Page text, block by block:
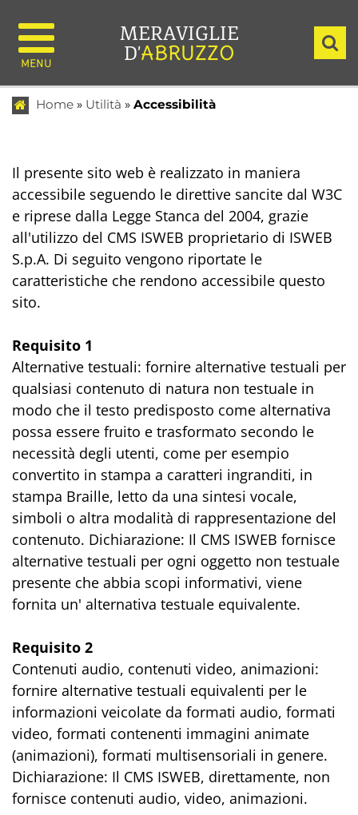
MERAVIGLIE
D'ABRUZZO
ACCESSIBILITÀ
Home » Utilità » Accessibilità
Il presente sito web è realizzato in maniera
accessibile seguendo le direttive sancite dal W3C
e riprese dalla Legge Stanca del 2004, grazie
all'utilizzo del CMS ISWEB proprietario di ISWEB
S.p.A. Di seguito vengono riportate le
caratteristiche che rendono accessibile questo
sito.
Requisito 1
Alternative testuali: fornire alternative testuali per
qualsiasi contenuto di natura non testuale in
modo che il testo predisposto come alternativa
possa essere fruito e trasformato secondo le
necessità degli utenti, come per esempio
convertito in stampa a caratteri ingranditi, in
stampa Braille, letto da una sintesi vocale,
simboli o altra modalità di rappresentazione del
contenuto. Dichiarazione: Il CMS ISWEB fornisce
alternative testuali per ogni oggetto non testuale
presente che abbia scopi informativi, viene
fornita un' alternativa testuale equivalente.
Requisito 2
Contenuti audio, contenuti video, animazioni:
fornire alternative testuali equivalenti per le
informazioni veicolate da formati audio, formati
video, formati contenenti immagini animate
(animazioni), formati multisensoriali in genere.
Dichiarazione: Il CMS ISWEB, direttamente, non
fornisce contenuti audio, video, animazioni.